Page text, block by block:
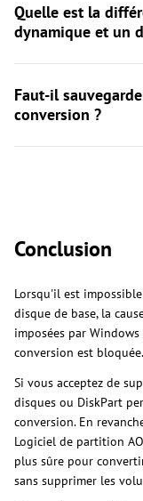
Quelle est la
dynamique et un
Faut-il
conversion ?
Conclusion
Lorsqu'il est
disque de base, la
imposées par
conversion est bloquée.
Si vous acceptez de
disques ou DiskPart
conversion. En
Logiciel de partition
plus sûre pour
sans supprimer les